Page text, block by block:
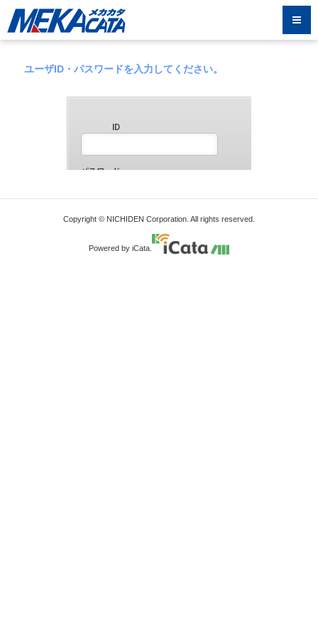
ユーザID・パスワードを入力してください。
Copyright © NICHIDEN Corporation. All rights reserved.
Powered by iCata.